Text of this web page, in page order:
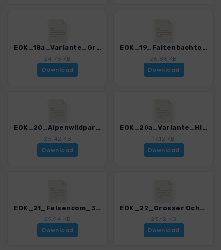
EOK_18a_Variante_Großer Daumen_3121_3.gpx
24.75 KB
Download
EOK_19_Faltenbachtobel_3121_3.gpx
26.86 KB
Download
EOK_20_Alpenwildpark_Sturmannshoehle_3121_3.gpx
25.42 KB
Download
EOK_20a_Variante_Hirschsprung_3121_3.gpx
17.12 KB
Download
EOK_21_Felsendom_3121_3.gpx
29.94 KB
Download
EOK_22_Grosser Ochsenkopf_3121_3.gpx
23.12 KB
Download